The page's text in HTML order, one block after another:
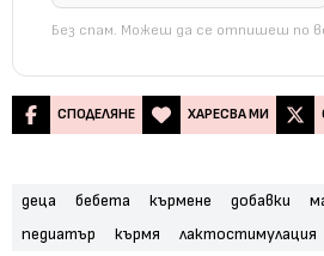
Без спам. Можеш да се отпишеш по
СПОДЕЛЯНЕ ХАРЕСВА МИ
деца бебета кърмене добавки
педиатър
кърмя лактостимулация